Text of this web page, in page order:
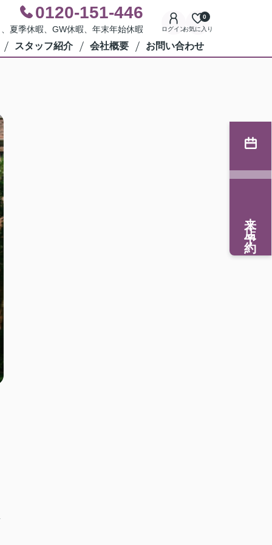
0120-151-446
夏季休暇、GW休暇、年末年始休暇 ログインお気に入り
0
スタッフ紹介 会社概要 お問い合わせ
来店予約